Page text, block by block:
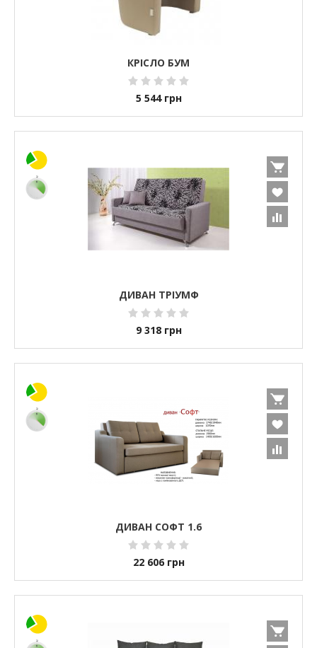
КРІСЛО БУМ
5 544 грн
ДИВАН ТРІУМФ
9 318 грн
ДИВАН СОФТ 1.6
22 606 грн